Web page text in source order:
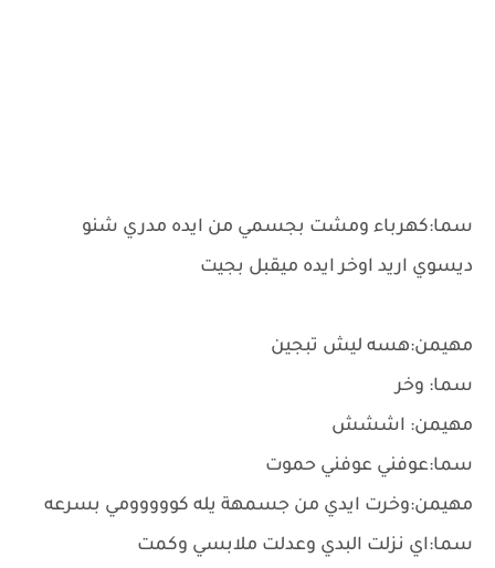
سما:كهرباء ومشت بجسمي من ايده مدري شنو
ديسوي اريد اوخر ايده ميقبل بجيت
مهيمن:هسه ليش تبجين
سما: وخر
مهيمن: اششش
سما:عوفني عوفني حموت
مهيمن:وخرت ايدي من جسمهة يله كووووومي بسرعه
سما:اي نزلت البدي وعدلت ملابسي وكمت